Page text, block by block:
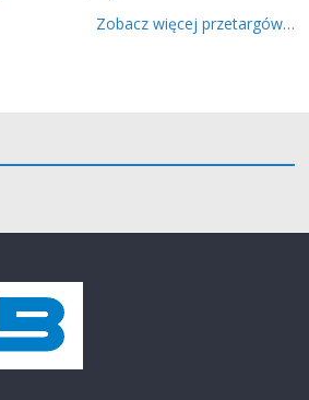
Zobacz więcej przetargów…